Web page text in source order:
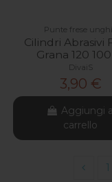
Punte frese
Cilindri Abrasivi
Grana 120
DivaiS
3,90 €
Aggiungi
carrello
1